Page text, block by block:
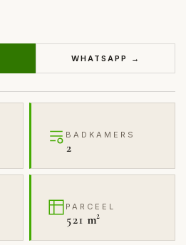
WHATSAPP →
BADKAMERS
2
PARCEEL
521 m²